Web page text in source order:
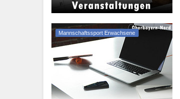
Mannschaftssport Erwachsene